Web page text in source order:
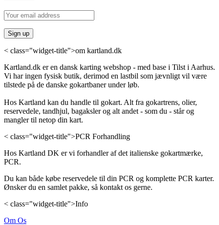
< class="widget-title">om kartland.dk
Kartland.dk er en dansk karting webshop - med base i Tilst i Aarhus.
Vi har ingen fysisk butik, derimod en lastbil som jævnligt vil være
tilstede på de danske gokartbaner under løb.
Hos Kartland kan du handle til gokart. Alt fra gokartrens, olier,
reservedele, tandhjul, bagaksler og alt andet - som du - står og
mangler til netop din kart.
< class="widget-title">PCR Forhandling
Hos Kartland DK er vi forhandler af det italienske gokartmærke,
PCR.
Du kan både købe reservedele til din PCR og komplette PCR karter.
Ønsker du en samlet pakke, så kontakt os gerne.
< class="widget-title">Info
Om Os